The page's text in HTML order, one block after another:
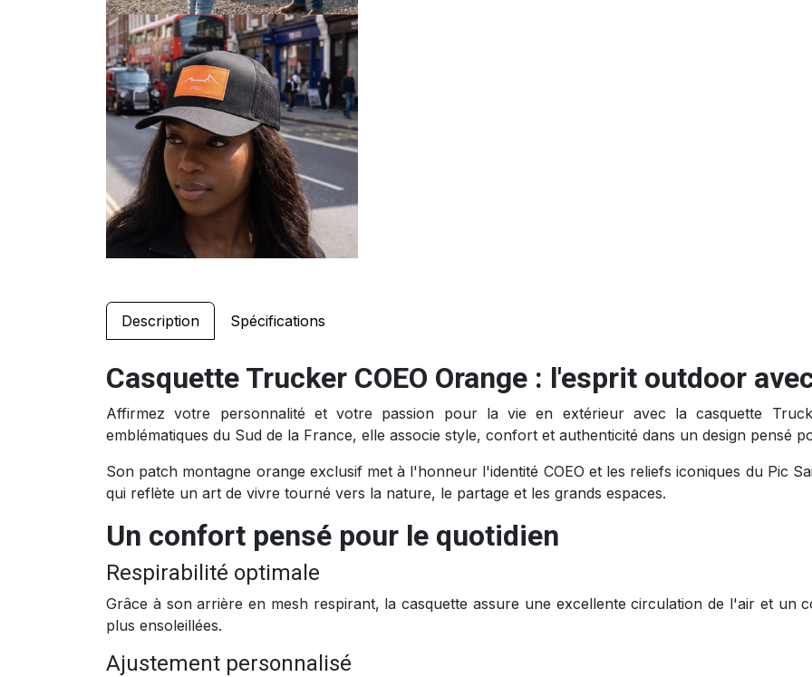
Description Spécifications
Casquette Trucker COEO Orange : l'esprit outdoor
Affirmez votre personnalité et votre passion pour la vie en extérieur avec la casquette
emblématiques du Sud de la France, elle associe style, confort et authenticité dans un design pensé
Son patch montagne orange exclusif met à l'honneur l'identité COEO et les reliefs iconiques du Pic
qui reflète un art de vivre tourné vers la nature, le partage et les grands espaces.
Un confort pensé pour le quotidien
Respirabilité optimale
Grâce à son arrière en mesh respirant, la casquette assure une excellente circulation de l'air et un
plus ensoleillées.
Ajustement personnalisé